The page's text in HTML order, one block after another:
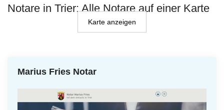
Notare in Trier: Alle Notare auf einer Karte
Karte anzeigen
Marius Fries Notar